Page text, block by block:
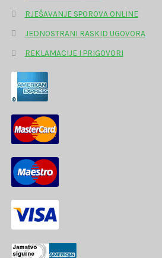
RJEŠAVANJE SPOROVA ONLINE
JEDNOSTRANI RASKID UGOVORA
REKLAMACIJE I PRIGOVORI